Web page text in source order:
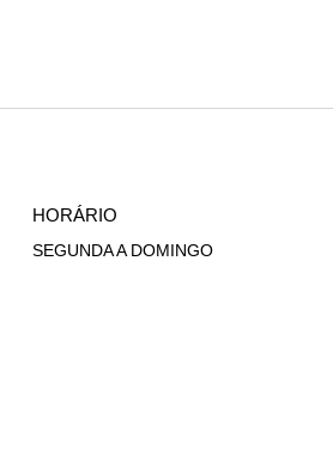
HORÁRIO
SEGUNDA A DOMINGO